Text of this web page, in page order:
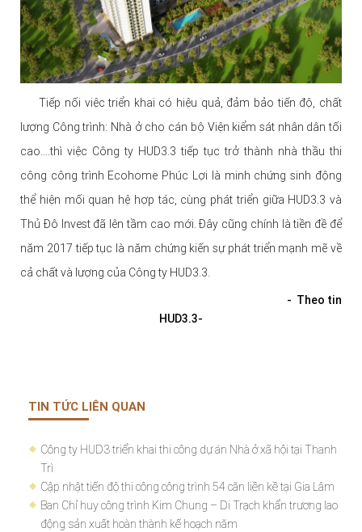
Tiếp nối việc triển khai có hiệu quả, đảm bảo tiến độ, chất
lượng Công trình: Nhà ở cho cán bộ Viện kiểm sát nhân dân tối
cao….thì việc Công ty HUD3.3 tiếp tục trở thành nhà thầu thi
công công trình Ecohome Phúc Lợi là minh chứng sinh động
thể hiện mối quan hệ hợp tác, cùng phát triển giữa HUD3.3 và
Thủ Đô Invest đã lên tầm cao mới. Đây cũng chính là tiền đề để
năm 2017 tiếp tục là năm chứng kiến sự phát triển mạnh mẽ về
cả chất và lượng của Công ty HUD3.3.
- Theo tin
HUD3.3-
TIN TỨC LIÊN QUAN
Công ty HUD3 triển khai thi công dự án Nhà ở xã hội tại Thanh
Trì
Cập nhật tiến độ thi công công trình 54 căn liền kề tại Gia Lâm
Ban Chỉ huy công trình Kim Chung – Di Trạch khẩn trương lao
động sản xuất hoàn thành kế hoạch năm